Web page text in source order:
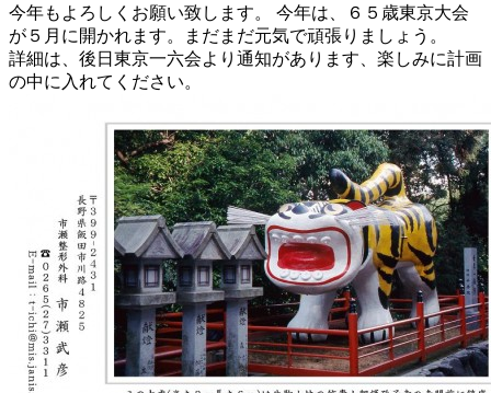
今年もよろしくお願い致します。 今年は、６５歳東京大会
が５月に開かれます。まだまだ元気で頑張りましょう。
詳細は、後日東京一六会より通知があります、楽しみに計画
の中に入れてください。